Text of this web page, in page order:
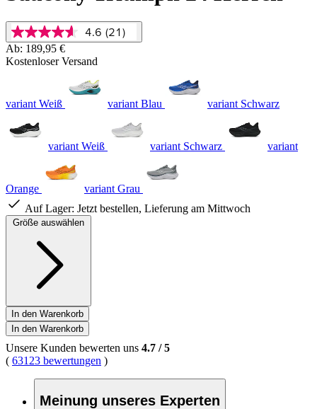
4.6
von
5
Durchschnittswert
Bewertung.
21
Reviews.
derselben
Seite.
4.6 (21)
Ab: 189,95 €
Kostenloser Versand
variant Weiß variant Blau variant Schwarz
variant Weiß variant Schwarz variant
Orange
variant Grau
Auf Lager: Jetzt bestellen, Lieferung am Mittwoch
Größe auswählen
In den Warenkorb
In den Warenkorb
Unsere Kunden bewerten uns 4.7 /5
( 63123 bewertungen )
Meinung unseres Experten